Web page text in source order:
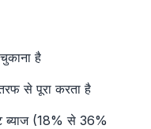
है
से पूरा करता है
ब्याज (18% से 36%